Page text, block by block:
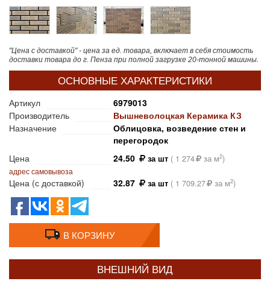
"Цена с доставкой" - цена за ед. товара, включает в себя стоимость
доставки товара до г. Пенза при полной загрузке 20-тонной машины.
ОСНОВНЫЕ ХАРАКТЕРИСТИКИ
Артикул
6979013
Производитель
Вышневолоцкая Керамика КЗ
Назначение
Облицовка, возведение стен и
перегородок
Цена
24.50 за шт ( 1 274 за м2)
адрес самовывоза
Цена (с доставкой) 32.87 за шт ( 1 709.27 за м2)
В КОРЗИНУ
ВНЕШНИЙ ВИД